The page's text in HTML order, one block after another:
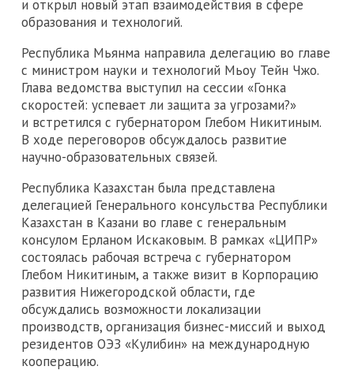
и открыл новый этап взаимодействия в сфере
образования и технологий.
Республика Мьянма направила делегацию во главе
с министром науки и технологий Мьоу Тейн Чжо.
Глава ведомства выступил на сессии «Гонка
скоростей: успевает ли защита за угрозами?»
и встретился с губернатором Глебом Никитиным.
В ходе переговоров обсуждалось развитие
научно-образовательных связей.
Республика Казахстан была представлена
делегацией Генерального консульства Республики
Казахстан в Казани во главе с генеральным
консулом Ерланом Искаковым. В рамках «ЦИПР»
состоялась рабочая встреча с губернатором
Глебом Никитиным, а также визит в Корпорацию
развития Нижегородской области, где
обсуждались возможности локализации
производств, организация бизнес-миссий и выход
резидентов ОЭЗ «Кулибин» на международную
кооперацию.